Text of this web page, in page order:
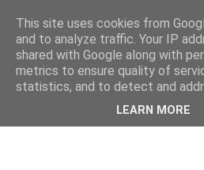
This site uses cookies from
and to analyze traffic. Your IP
shared with Google along with
metrics to ensure quality of
statistics, and to detect and
LEARN MORE